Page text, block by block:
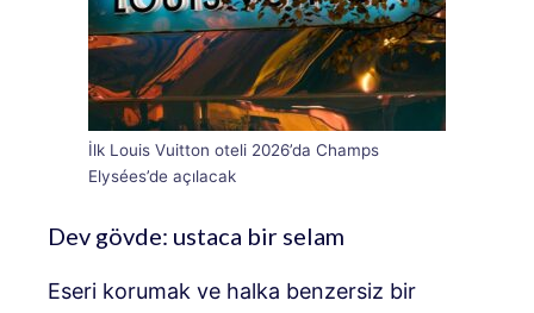
İlk Louis Vuitton oteli 2026’da Champs
Elysées’de açılacak
Dev gövde: ustaca bir selam
Eseri korumak ve halka benzersiz bir